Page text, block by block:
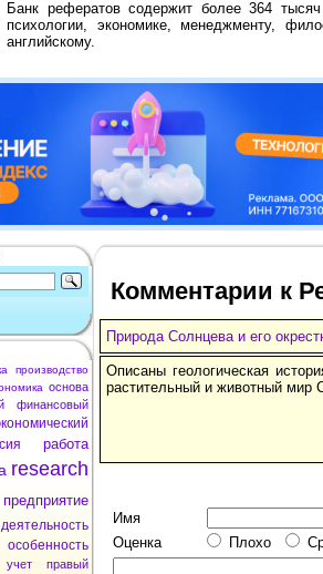
Банк рефератов содержит более 364
психологии, экономике, менеджменту,
английскому.
производство
основа
финансовый
работа
research
предприятие
деятельность
особенность
учет
правый
Комментарии к
Природа Солнцева и его
Описаны геологическая
растительный и животный мир
Имя
Оценка
Плохо